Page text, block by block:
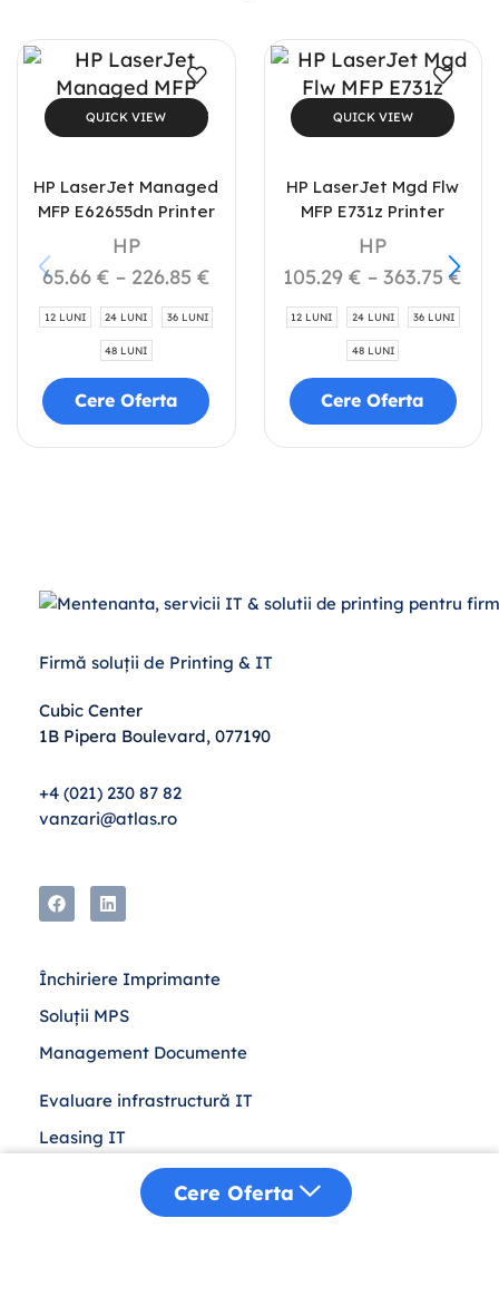
QUICK VIEW
HP LaserJet Managed
MFP E62655dn Printer
HP
65.66 € – 226.85 €
12 LUNI 24 LUNI 36 LUNI
48 LUNI
Cere Oferta
QUICK VIEW
HP LaserJet Mgd Flw
MFP E731z Printer
HP
105.29€ – 363.75€
12 LUNI 24 LUNI 36 LUNI
48 LUNI
Cere Oferta
Firmă soluții de Printing & IT
Cubic Center
1B Pipera Boulevard, 077190
+4 (021) 230 87 82
vanzari@atlas.ro
Închiriere Imprimante
Soluții MPS
Management Documente
Evaluare infrastructură IT
Leasing IT
Achiziții Publice
Cere Oferta